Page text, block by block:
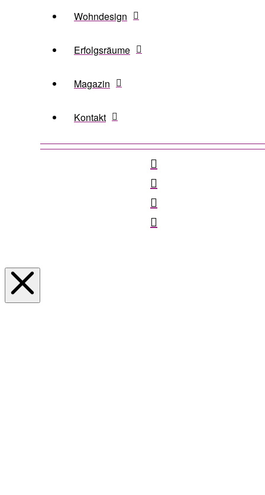
Wohndesign
Erfolgsräume
Magazin
Kontakt